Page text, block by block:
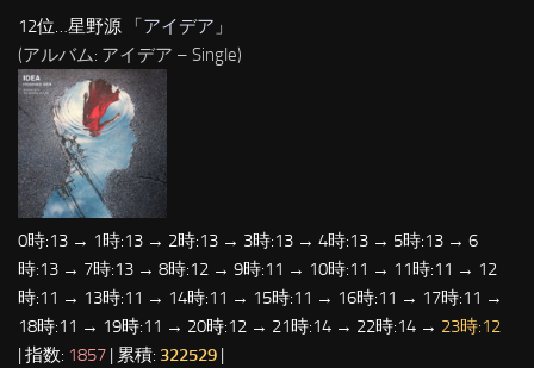
12位…星野源 「アイデア 」
(アルバム: アイデア – Single)
0時:13 → 1時:13 → 2時:13 → 3時:13 → 4時:13 → 5時:13 → 6
時:13 → 7時:13 → 8時:12 → 9時:11 → 10時:11 → 11時:11 → 12
時:11 → 13時:11 → 14時:11 → 15時:11 → 16時:11 → 17時:11 →
18時:11 → 19時:11 → 20時:12 → 21時:14 → 22時:14 → 23時:12
| 指数: 1857 | 累積: 322529 |